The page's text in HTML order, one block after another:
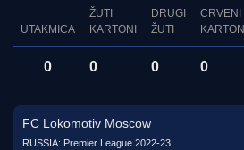
UTAKMICA
ŽUTI
KARTONI
DRUGI
ŽUTI
CRVENI
KARTON
0 0 0 0
FC Lokomotiv Moscow
RUSSIA: Premier League 2022-23